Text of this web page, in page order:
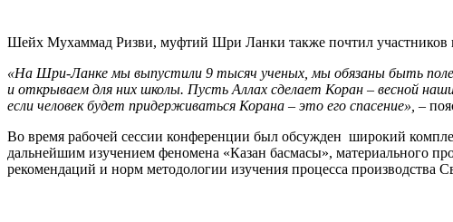
Шейх Мухаммад Ризви, муфтий Шри Ланки также почтил участников
«На Шри-Ланке мы выпустили 9 тысяч ученых, мы обязаны быть
и открываем для них школы. Пусть Аллах сделает Коран – весной
если человек будет придерживаться Корана – это его спасение», –
Во время рабочей сессии конференции был обсужден широкий
дальнейшим изучением феномена «Казан басмасы», материального
рекомендаций и норм методологии изучения процесса